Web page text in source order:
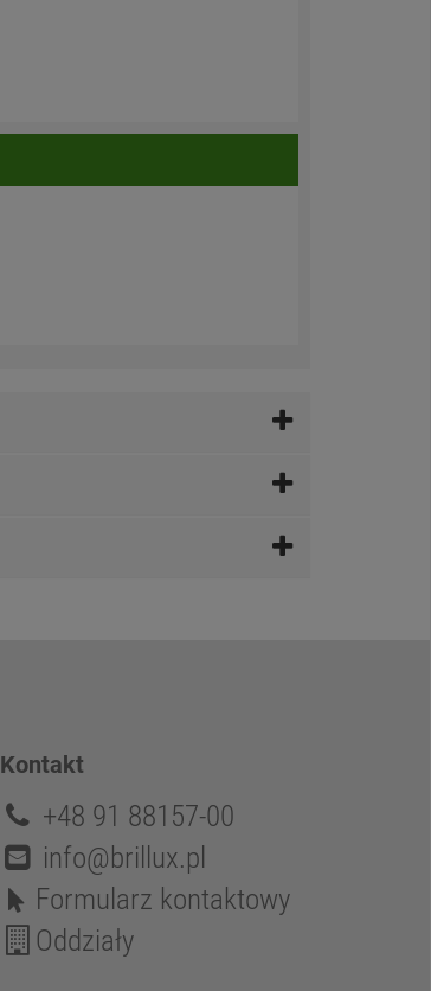
Kontakt
+48 91 88157-00
info@brillux.pl
Formularz kontaktowy
Oddziały